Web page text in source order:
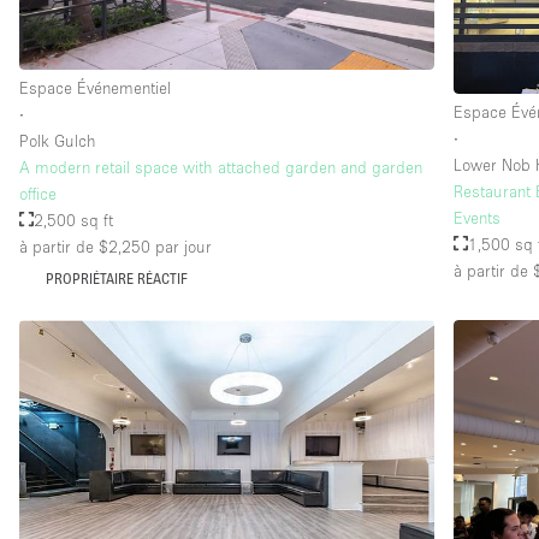
Espace Événementiel
∙
Polk Gulch
A modern retail space with attached garden and garden
office
2,500 sq ft
à partir de $2,250 par jour
PROPRIÉTAIRE RÉACTIF
Espace
∙
Lower Nob
Restaurant
Events
1,500 sq
à partir de